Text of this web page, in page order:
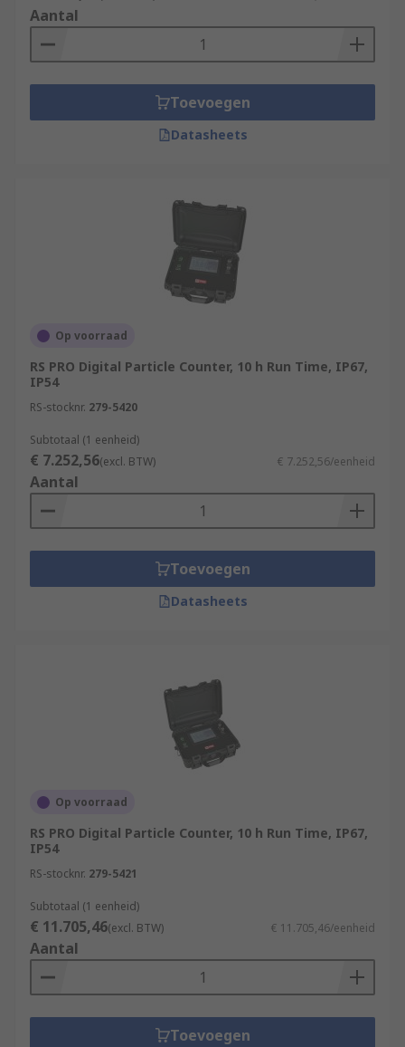
Aantal
Toevoegen
Datasheets
Op voorraad
RS PRO Digital Particle Counter, 10 h Run Time, IP67,
IP54
RS-stocknr. 279-5420
Subtotaal (1 eenheid)
€ 7.252,56(excl. BTW) € 7.252,56/eenheid
Aantal
Toevoegen
Datasheets
Op voorraad
RS PRO Digital Particle Counter, 10 h Run Time, IP67,
IP54
RS-stocknr. 279-5421
Subtotaal (1 eenheid)
€ 11.705,46(excl. BTW) € 11.705,46/eenheid
Aantal
Toevoegen